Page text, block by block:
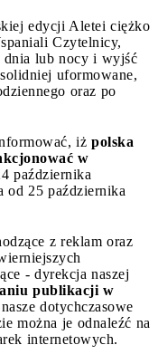
edycji Aletei ciężko
Czytelnicy,
dnia lub nocy i wyjść
uformowane,
oraz po
iż polska
w
października
od 25 października
z reklam oraz
- dyrekcja naszej
publikacji w
dotychczasowe
można je odnaleźć na
internetowych.